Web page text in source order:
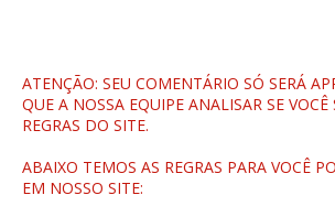
ATENÇÃO: SEU COMENTÁRIO SÓ SERÁ
QUE A NOSSA EQUIPE ANALISAR SE VOCÊ
REGRAS DO SITE.
ABAIXO TEMOS AS REGRAS PARA VOCÊ
EM NOSSO SITE: